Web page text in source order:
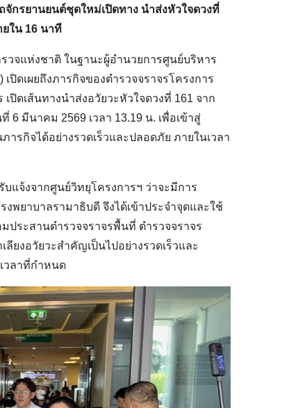
จักรยานยนต์ชุดใหม่เปิดทาง นำส่งหัวใจดวงที่
ยใน 16 นาที
จแห่งชาติ ในฐานะผู้อำนวยการศูนย์บริหาร
ปิดเผยถึงภารกิจของตำรวจจราจรโครงการ
ดเส้นทางนำส่งอวัยวะหัวใจดวงที่ 161 จาก
6 มีนาคม 2569 เวลา 13.19 น. เพื่อเข้าสู่
รกิจได้อย่างรวดเร็วและปลอดภัย ภายในเวลา
แจ้งจากศูนย์วิทยุโครงการฯ ว่าจะมีการ
งพยาบาลรามาธิบดี จึงได้เข้าประจำจุดและใช้
ประสานตำรวจจราจรพื้นที่ ตำรวจจราจร
ยงอวัยวะสำคัญเป็นไปอย่างรวดเร็วและ
วลาที่กำหนด